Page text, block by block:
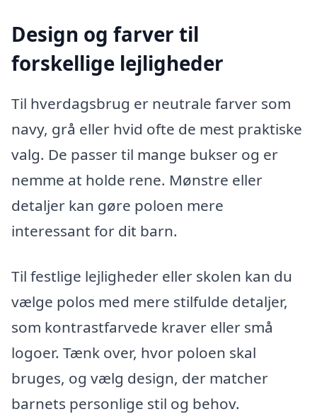
Design og farver til
forskellige lejligheder
Til hverdagsbrug er neutrale farver som
navy, grå eller hvid ofte de mest praktiske
valg. De passer til mange bukser og er
nemme at holde rene. Mønstre eller
detaljer kan gøre poloen mere
interessant for dit barn.
Til festlige lejligheder eller skolen kan du
vælge polos med mere stilfulde detaljer,
som kontrastfarvede kraver eller små
logoer. Tænk over, hvor poloen skal
bruges, og vælg design, der matcher
barnets personlige stil og behov.